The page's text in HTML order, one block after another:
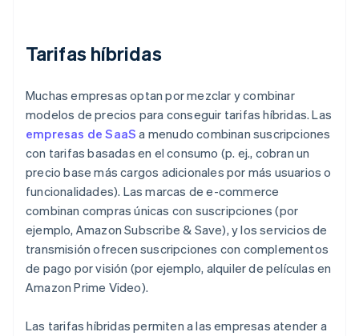
Tarifas híbridas
Muchas empresas optan por mezclar y combinar
modelos de precios para conseguir tarifas híbridas. Las
empresas de SaaS a menudo combinan suscripciones
con tarifas basadas en el consumo (p. ej., cobran un
precio base más cargos adicionales por más usuarios o
funcionalidades). Las marcas de e-commerce
combinan compras únicas con suscripciones (por
ejemplo, Amazon Subscribe & Save), y los servicios de
transmisión ofrecen suscripciones con complementos
de pago por visión (por ejemplo, alquiler de películas en
Amazon Prime Video).
Las tarifas híbridas permiten a las empresas atender a